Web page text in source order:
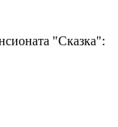
"Сказка":